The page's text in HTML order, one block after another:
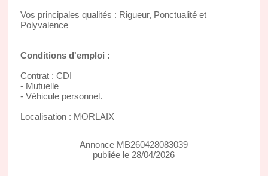
Vos principales qualités : Rigueur, Ponctualité et
Polyvalence
Conditions d'emploi :
Contrat : CDI
- Mutuelle
- Véhicule personnel.
Localisation : MORLAIX
Annonce MB260428083039
publiée le 28/04/2026